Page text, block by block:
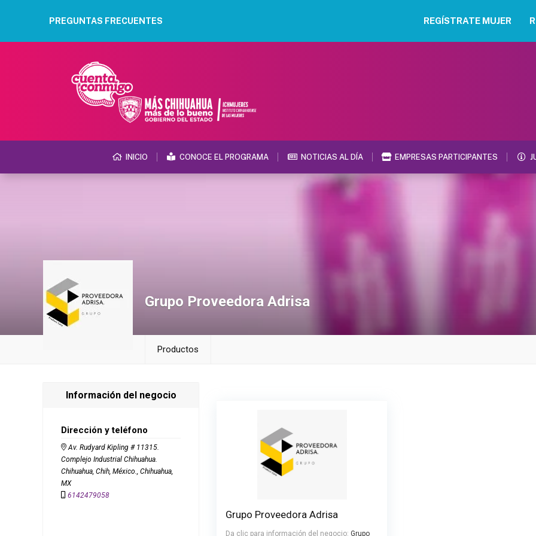
PREGUNTAS FRECUENTES REGÍSTRATE MUJER
INICIO CONOCE EL PROGRAMA NOTICIAS AL DÍA EMPRESAS PARTICIPANTES
Grupo Proveedora Adrisa
Productos
Grupo Proveedora Adrisa
Da clic para información del negocio: Grupo
Información del negocio
Dirección y teléfono
Av. Rudyard Kipling # 11315.
Complejo Industrial Chihuahua.
Chihuahua, Chih, México., Chihuahua,
MX
6142479058